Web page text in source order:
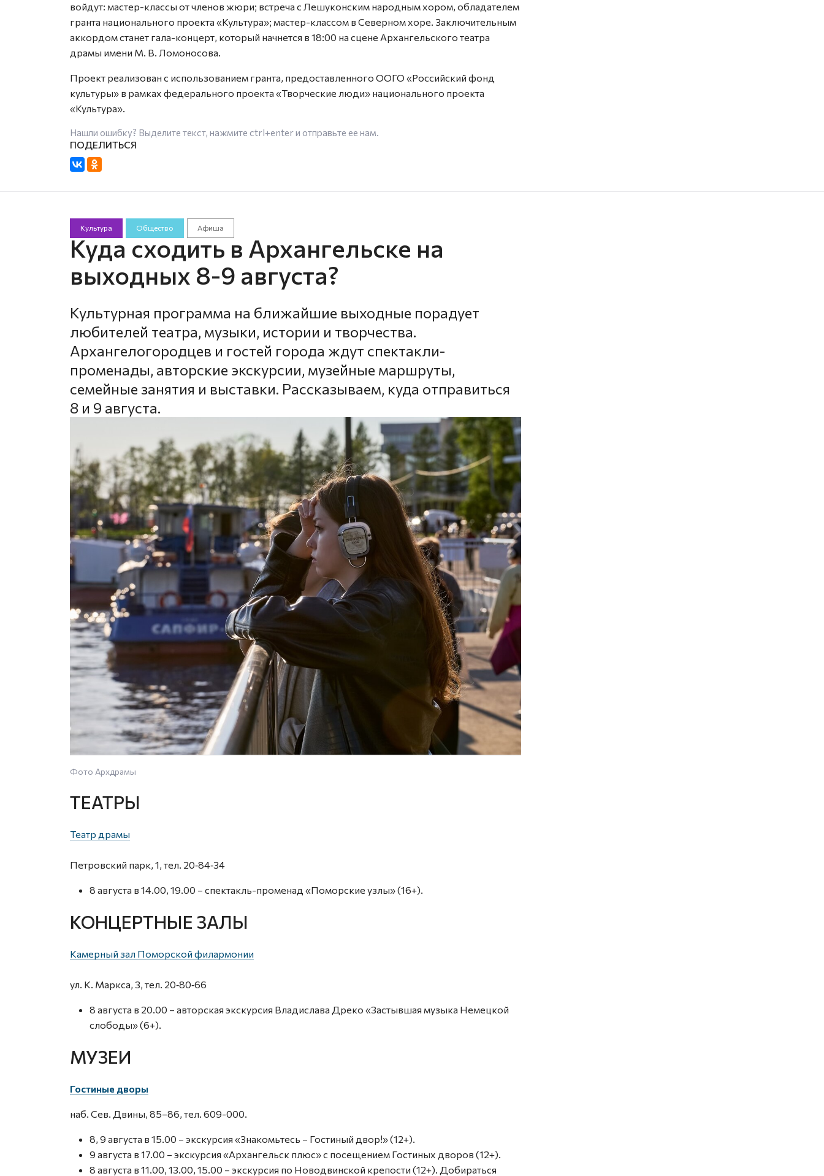
войдут: мастер-классы от членов жюри; встреча с Лешуконским народным хором, обладателем
гранта национального проекта «Культура»; мастер-классом в Северном хоре. Заключительным
аккордом станет гала-концерт, который начнется в 18:00 на сцене Архангельского театра
драмы имени М. В. Ломоносова.
Проект реализован с использованием гранта, предоставленного ООГО «Российский фонд
культуры» в рамках федерального проекта «Творческие люди» национального проекта
«Культура».
Нашли ошибку? Выделите текст, нажмите ctrl+enterи отправьте ее нам.
Культура Общество Афиша
Куда сходить в Архангельске на
выходных 8-9 августа?
Культурная программа на ближайшие выходные порадует
любителей театра, музыки, истории и творчества.
Архангелогородцев и гостей города ждут спектакли-
променады, авторские экскурсии, музейные маршруты,
семейные занятия и выставки. Рассказываем, куда отправиться
8 и 9 августа.
Фото Архдрамы
ТЕАТРЫ
Театр драмы
Петровский парк, 1, тел. 20‑84‑34
8 августа в 14.00, 19.00 – спектакль-променад «Поморские узлы» (16+).
КОНЦЕРТНЫЕ ЗАЛЫ
Камерный зал Поморской филармонии
ул. К. Маркса, 3, тел. 20‑80‑66
8 августа в 20.00 – авторская экскурсия Владислава Дреко «Застывшая музыка Немецкой
слободы» (6+).
МУЗЕИ
Гостиные дворы
наб. Сев. Двины, 85–86, тел. 609-000.
8, 9 августа в 15.00 – экскурсия «Знакомьтесь – Гостиный двор!» (12+).
9 августа в 17.00 – экскурсия «Архангельск плюс» с посещением Гостиных дворов (12+).
8 августа в 11.00, 13.00, 15.00 – экскурсия по Новодвинской крепости (12+). Добираться